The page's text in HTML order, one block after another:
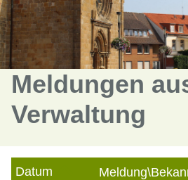
Meldungen
Verwaltung
Datum